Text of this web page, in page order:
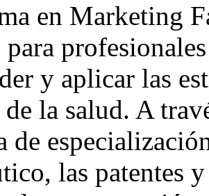
en Marketing
para
y aplicar las
la salud. A
de
las patentes